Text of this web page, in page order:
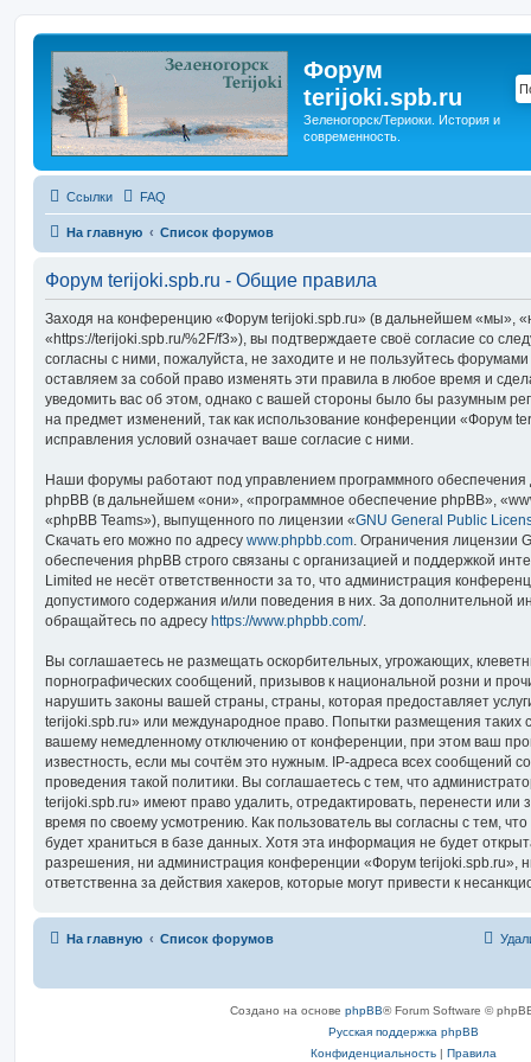
Форум
terijoki.spb.ru
Зеленогорск/Териоки. История и
современность.
Ссылки FAQ
На главную Список форумов
Форум terijoki.spb.ru - Общие правила
Заходя на конференцию «Форум terijoki.spb.ru» (в дальнейшем «мы»,
«https://terijoki.spb.ru/%2F/f3»), вы подтверждаете своё согласие со
согласны с ними, пожалуйста, не заходите и не пользуйтесь
оставляем за собой право изменять эти правила в любое время и
уведомить вас об этом, однако с вашей стороны было бы разумным
на предмет изменений, так как использование конференции «Форум
исправления условий означает ваше согласие с ними.
Наши форумы работают под управлением программного
phpBB (в дальнейшем «они», «программное обеспечение phpBB»,
«phpBB Teams»), выпущенного по лицензии «GNU General Public
Скачать его можно по адресу www.phpbb.com . Ограничения лицензии
обеспечения phpBB строго связаны с организацией и поддержкой
Limited не несёт ответственности за то, что администрация
допустимого содержания и/или поведения в них. За дополнительной
обращайтесь по адресу https://www.phpbb.com/.
Вы соглашаетесь не размещать оскорбительных, угрожающих,
порнографических сообщений, призывов к национальной розни и
нарушить законы вашей страны, страны, которая предоставляет
terijoki.spb.ru» или международное право. Попытки размещения таких
вашему немедленному отключению от конференции, при этом ваш
известность, если мы сочтём это нужным. IP-адреса всех сообщений
проведения такой политики. Вы соглашаетесь с тем, что
terijoki.spb.ru» имеют право удалить, отредактировать, перенести
время по своему усмотрению. Как пользователь вы согласны с тем,
будет храниться в базе данных. Хотя эта информация не будет
разрешения, ни администрация конференции «Форум terijoki.spb.ru»,
ответственна за действия хакеров, которые могут привести к
На главную Список форумов
Создано на основе phpBB® Forum Software ©
Русская поддержка phpBB
Конфиденциальность | Правила